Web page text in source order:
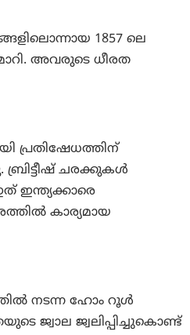
1857 ലെ
അവരുടെ ധീരത
പ്രതിഷേധത്തിന്
ചരക്കുകൾ
ഇന്ത്യക്കാരെ
കാര്യമായ
നടന്ന ഹോം റൂൾ
ജ്വാല ജ്വലിപ്പിച്ചുകൊണ്ട്